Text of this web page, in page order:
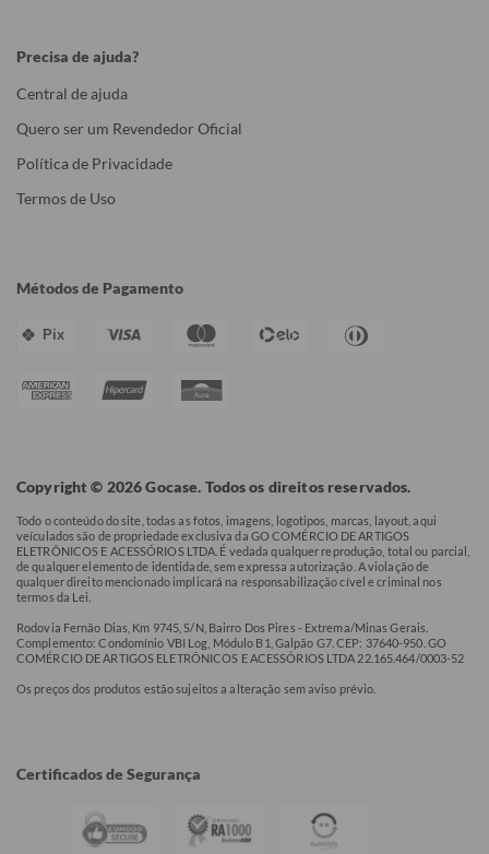
Precisa de ajuda?
Central de ajuda
Quero ser um Revendedor Oficial
Política de Privacidade
Termos de Uso
Métodos de Pagamento
Pix
Copyright © 2026 Gocase. Todos os direitos reservados.
Todo o conteúdo do site, todas as fotos, imagens, logotipos, marcas, layout, aqui
veículados são de propriedade exclusiva da GO COMÉRCIO DE ARTIGOS
ELETRÔNICOS E ACESSÓRIOS LTDA. É vedada qualquer reprodução, total ou parcial,
de qualquer elemento de identidade, sem expressa autorização. A violação de
qualquer direito mencionado implicará na responsabilização cível e criminal nos
termos da Lei.
Rodovia Fernão Dias, Km 9745, S/N, Bairro Dos Pires - Extrema/Minas Gerais.
Complemento: Condomínio VBI Log, Módulo B1, Galpão G7. CEP: 37640-950. GO
COMÉRCIO DE ARTIGOS ELETRÔNICOS E ACESSÓRIOS LTDA 22.165.464/0003-52
Os preços dos produtos estão sujeitos a alteração sem aviso prévio.
Certificados de Segurança